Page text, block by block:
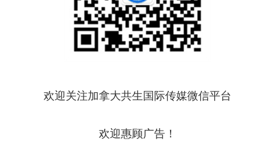
欢迎关注加拿大共生国际传媒微信平台
欢迎惠顾广告！